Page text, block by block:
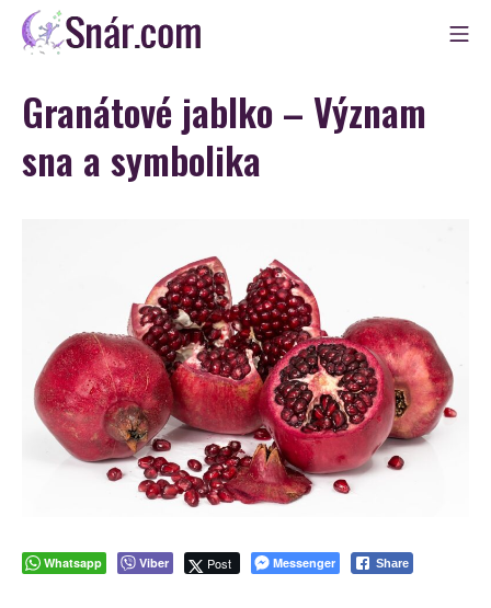
Skip
Snár
Granátové jablko – Význam
sna a symbolika
Whatsapp Viber Post Messenger Share